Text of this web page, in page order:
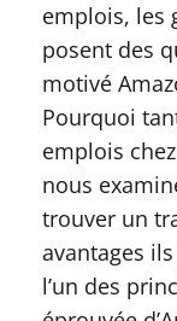
emplois, les
posent des
motivé
Pourquoi
emplois
nous
trouver un
avantages
l’un des